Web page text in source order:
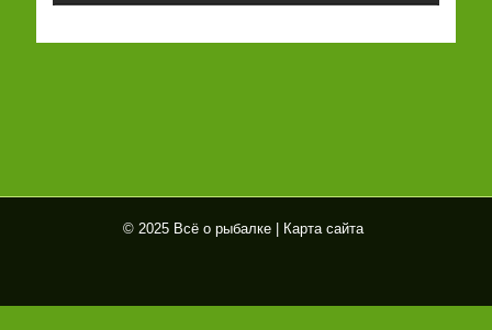
© 2025 Всё о рыбалке | Карта сайта